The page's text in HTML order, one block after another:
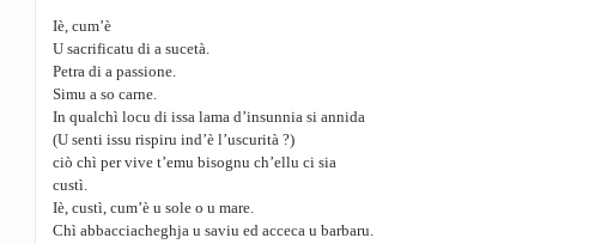
Iè, cum’è
U sacrificatu di a sucetà.
Petra di a passione.
Simu a so carne.
In qualchì locu di issa lama d’insunnia si annida
(U senti issu rispiru ind’è l’uscurità ?)
ciò chì per vive t’emu bisognu ch’ellu ci sia
custì.
Iè, custì, cum’è u sole o u mare.
Chì abbacciacheghja u saviu ed acceca u barbaru.